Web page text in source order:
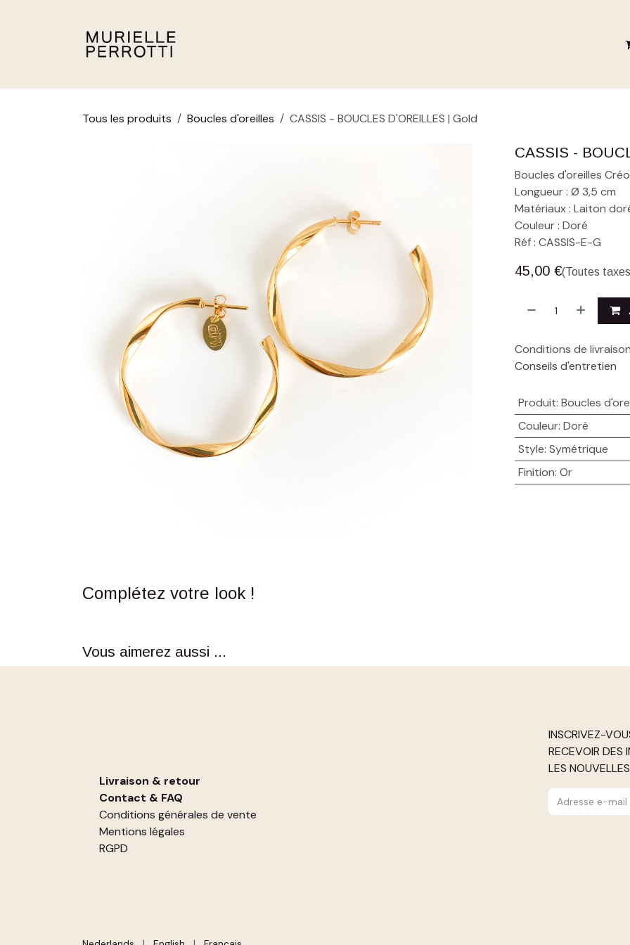
Tous les produits Boucles d'oreilles CASSIS - BOUCLES D'OREILLES | Gold
CASSIS -
Boucles d'oreilles
Longueur : Ø 3,5 cm
Matériaux : Laiton
Couleur : Doré
Réf : CASSIS-E-G
45,00 €(Toutes
Conditions de
Conseils d'entretien
Produit: Boucles
Couleur: Doré
Style: Symétrique
Finition: Or
Complétez votre look !
Vous aimerez aussi ...
Livraison & retour
Contact & FAQ
Conditions générales de vente
Mentions légales
RGPD
INSCRIVEZ-
RECEVOIR DES
LES